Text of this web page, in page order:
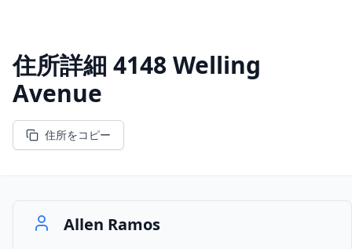
住所詳細 4148 Welling
Avenue
住所をコピー
Allen Ramos